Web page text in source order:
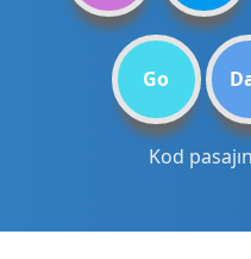
Go
Kod